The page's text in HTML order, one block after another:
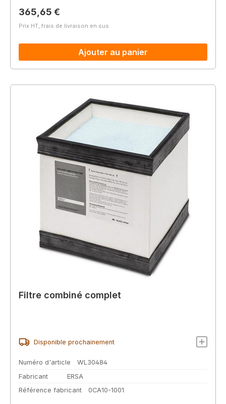
Prix régulier :
365,65 €
Prix HT, frais de livraison en sus
Ajouter au panier
Filtre combiné complet
Disponible prochainement
Numéro d'article
WL30484
Fabricant
ERSA
Référence fabricant
0CA10-1001